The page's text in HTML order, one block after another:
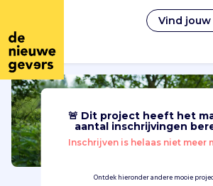
Vind
Nederlands
Vrijwilligerswerk
🚨 Dit project heeft het
aantal inschrijvingen
Inschrijven is helaas niet meer
Ontdek hieronder andere mooie